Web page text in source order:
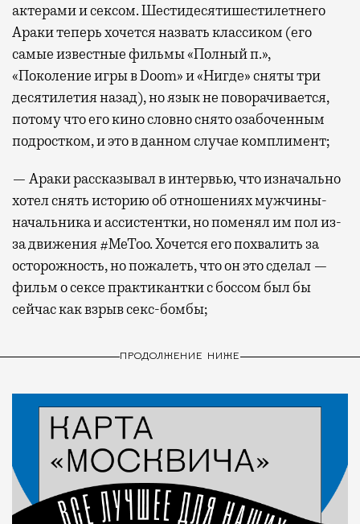
актерами и сексом. Шестидесятишестилетнего
Араки теперь хочется назвать классиком (его
самые известные фильмы «Полный п.»,
«Поколение игры в Doom» и «Нигде» сняты три
десятилетия назад), но язык не поворачивается,
потому что его кино словно снято озабоченным
подростком, и это в данном случае комплимент;
— Араки рассказывал в интервью, что изначально
хотел снять историю об отношениях мужчины-
начальника и ассистентки, но поменял им пол из-
за движения #MeToo. Хочется его похвалить за
осторожность, но пожалеть, что он это сделал —
фильм о сексе практикантки с боссом был бы
сейчас как взрыв секс-бомбы;
ПРОДОЛЖЕНИЕ НИЖЕ